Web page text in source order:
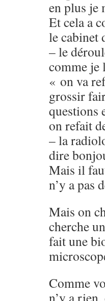
en plus je
Et cela a
le cabinet
– le
comme je
« on va
grossir
questions
on refait
– la
dire
Mais il
n’y a pas
Mais on
cherche
fait une
Comme